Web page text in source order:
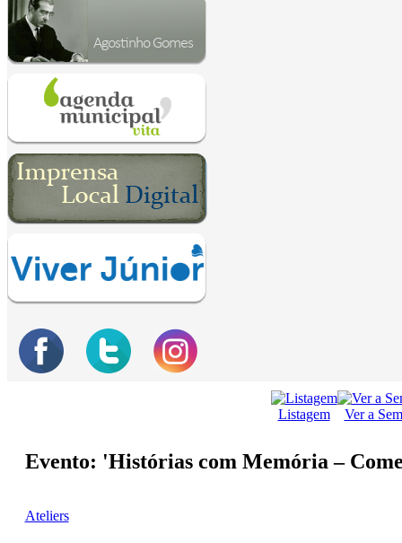
Listagem Ver a
Evento: 'Histórias com Memória –
Ateliers